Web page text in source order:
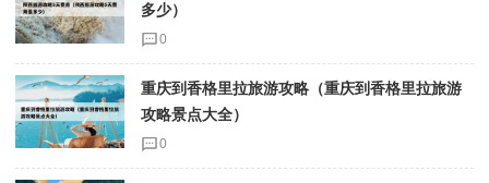
多少）
0
重庆到香格里拉旅游攻略（重庆到香格里拉旅游
攻略景点大全）
0